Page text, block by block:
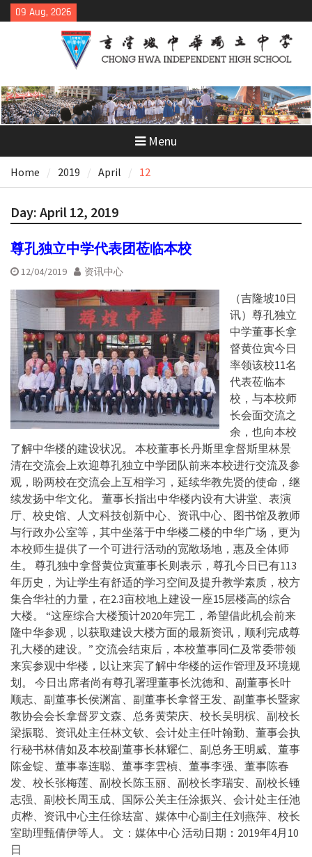
Skip
to
09 Aug, 2026
Menu
Home 2019 April 12
Day: April 12, 2019
尊孔独立中学代表团莅临本校
12/04/2019 资讯中心
（吉隆坡10日
讯）尊孔独立
中学董事长拿
督黄位寅今日
率领该校11名
代表莅临本
校，与本校师
长会面交流之
余，也向本校
了解中华楼的建设状况。 本校董事长丹斯里拿督斯里林景
清在交流会上欢迎尊孔独立中学团队前来本校进行交流及参
观，盼两校在交流会上互相学习，延续华教先贤的使命，继
续发扬中华文化。 董事长指出中华楼内设有大讲堂、表演
厅、校史馆、人文科技创新中心、资讯中心、图书馆及教师
与行政办公室等，其中坐落于中华楼二楼的中华广场，更为
本校师生提供了一个可进行活动的宽敞场地，惠及全体师
生。 尊孔独中拿督黄位寅董事长则表示，尊孔今日已有113
年历史，为让学生有舒适的学习空间及提升教学素质，校方
集合华社的力量，在2.3亩校地上建设一座15层楼高的综合
大楼。 “这座综合大楼预计2020年完工，希望借此机会前来
隆中华参观，以获取建设大楼方面的最新资讯，顺利完成尊
孔大楼的建设。” 交流会结束后，本校董事同仁及常委带领
来宾参观中华楼，以让来宾了解中华楼的运作管理及环境规
划。 今日出席者尚有尊孔署理董事长沈德和、副董事长叶
顺志、副董事长侯渊富、副董事长拿督王发、副董事长暨家
教协会会长拿督罗文森、总务黄荣庆、校长吴明槟、副校长
梁振聪、资讯处主任林文钦、会计处主任叶翰勤、董事会执
行秘书林倩如及本校副董事长林耀仁、副总务王明威、董事
陈金锭、董事辜连聪、董事李雲楨、董事李强、董事陈春
发、校长张梅莲、副校长陈玉丽、副校长李瑞安、副校长锺
志强、副校长周玉成、国际公关主任涂振兴、会计处主任池
贞桦、资讯中心主任徐珐富、媒体中心副主任刘燕萍、校长
室助理甄倩伊等人。 文：媒体中心 活动日期：2019年4月10
日